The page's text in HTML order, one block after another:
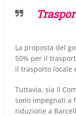
La proposta del
50% per il
il trasporto locale
Tuttavia, sia il
sono impegnati a
riduzione a